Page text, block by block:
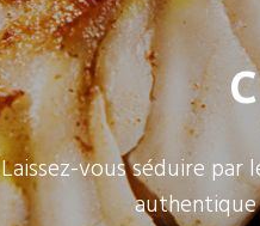
Laissez-vous séduire par